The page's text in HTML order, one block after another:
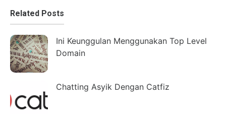
Related Posts
Ini Keunggulan Menggunakan Top Level
Domain
Chatting Asyik Dengan Catfiz